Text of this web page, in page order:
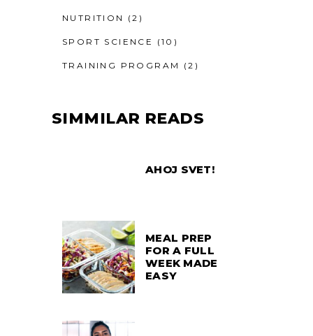
NUTRITION (2)
SPORT SCIENCE (10)
TRAINING PROGRAM (2)
SIMMILAR READS
AHOJ SVET!
MEAL PREP
FOR A FULL
WEEK MADE
EASY